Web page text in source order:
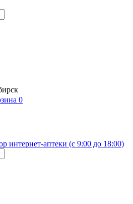
0
интернет-аптеки (с 9:00 до 18:00)